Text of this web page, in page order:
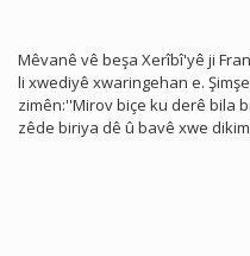
Mêvanê vê beşa Xerîbî'yê ji
li xwediyê xwaringehan e.
zimên:''Mirov biçe ku derê bila
zêde biriya dê û bavê xwe